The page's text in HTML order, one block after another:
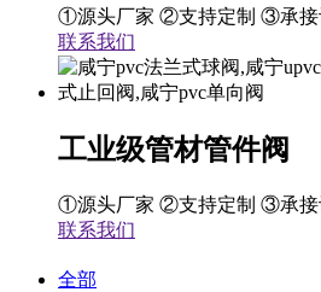
①源头厂家 ②支持定制 ③承
联系我们
工业级管材管件阀
①源头厂家 ②支持定制 ③承
联系我们
全部